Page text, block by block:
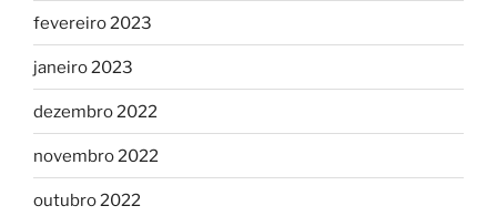
fevereiro 2023
janeiro 2023
dezembro 2022
novembro 2022
outubro 2022